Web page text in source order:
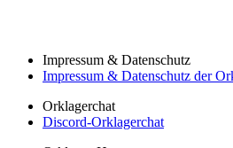
Impressum & Datenschutz
Impressum & Datenschutz der
Orklagerchat
Discord-Orklagerchat